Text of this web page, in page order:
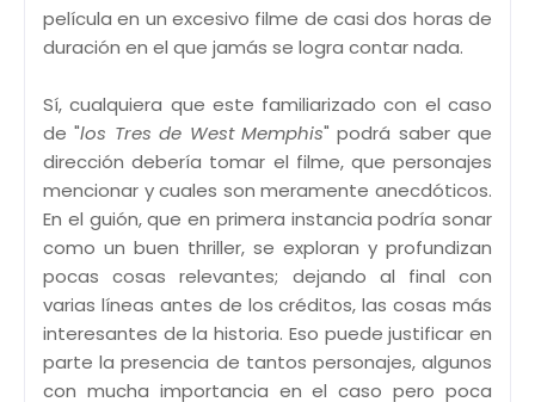
película en un excesivo filme de casi dos horas de
duración en el que jamás se logra contar nada.
Sí, cualquiera que este familiarizado con el caso
de "los Tres de West Memphis" podrá saber que
dirección debería tomar el filme, que personajes
mencionar y cuales son meramente anecdóticos.
En el guión, que en primera instancia podría sonar
como un buen thriller, se exploran y profundizan
pocas cosas relevantes; dejando al final con
varias líneas antes de los créditos, las cosas más
interesantes de la historia. Eso puede justificar en
parte la presencia de tantos personajes, algunos
con mucha importancia en el caso pero poca